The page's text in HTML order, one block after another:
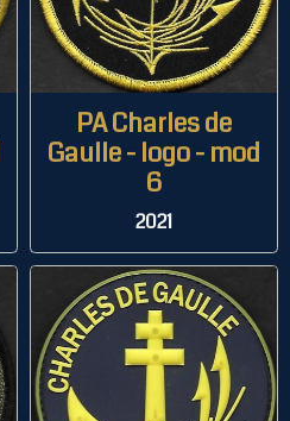
PA Charles de
Gaulle - logo - mod
6
2021